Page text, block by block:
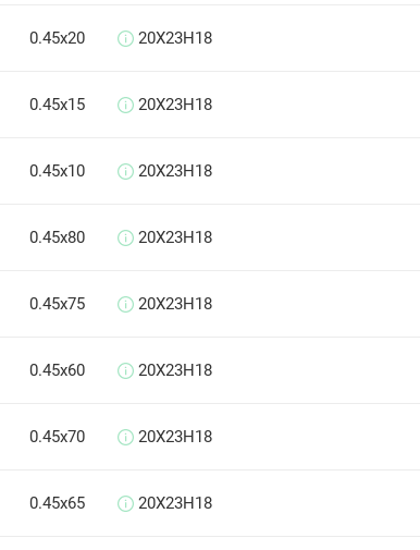
0.45х20 20Х23Н18
0.45х15 20Х23Н18
0.45х10 20Х23Н18
0.45х80 20Х23Н18
0.45х75 20Х23Н18
0.45х60 20Х23Н18
0.45х70 20Х23Н18
0.45х65 20Х23Н18